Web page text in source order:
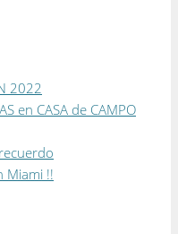
2022
en CASA de CAMPO
Miami !!